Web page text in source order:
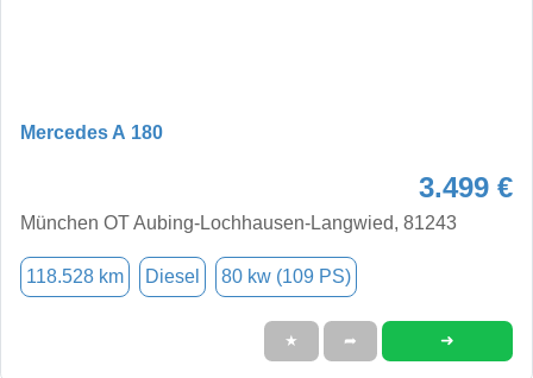
Mercedes A 180
3.499 €
München OT Aubing-Lochhausen-Langwied, 81243
118.528 km Diesel 80 kw (109 PS)
★ ➦ ➜